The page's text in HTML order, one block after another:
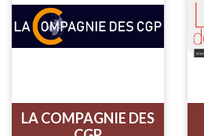
LA COMPAGNIE DES